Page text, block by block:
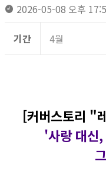
2026-05-08 오후
기간 4월
[커버스토리 "
'사랑 대신